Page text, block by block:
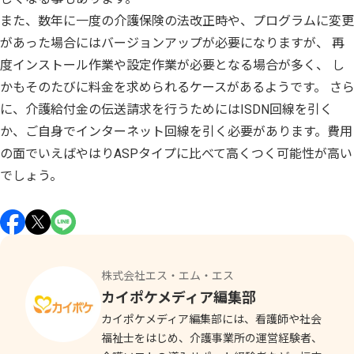
また、数年に一度の介護保険の法改正時や、プログラムに変更
があった場合にはバージョンアップが必要になりますが、 再
度インストール作業や設定作業が必要となる場合が多く、 し
かもそのたびに料金を求められるケースがあるようです。 さら
に、介護給付金の伝送請求を行うためにはISDN回線を引く
か、ご自身でインターネット回線を引く必要があります。費用
の面でいえばやはりASPタイプに比べて高くつく可能性が高い
でしょう。
株式会社エス・エム・エス
カイポケメディア編集部
カイポケメディア編集部には、看護師や社会
福祉士をはじめ、介護事業所の運営経験者、